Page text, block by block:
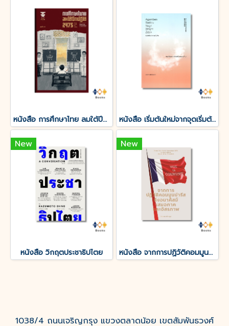
หนังสือ การศึกษาไทย ลมใต้ปีกปฏิวัติ 2475: อำนาจ ความรู้ ผู้คน พลเมือง | หนังสือ เริ่มต้นใหม่จากจุดเริ่มต้น : ทฤษฎีสังคมมาร์กซิสในศตวรรษที่ 21
New
หนังสือ วิกฤตประชาธิปไตย
New
หนังสือ จากการปฏิวัติคอมมูนปารีส ถึงอนาคิสม์ เสมอภาคและอิสรภาพ
1038/4 ถนนเจริญกรุง แขวงตลาดน้อย เขตสัมพันธวงศ์